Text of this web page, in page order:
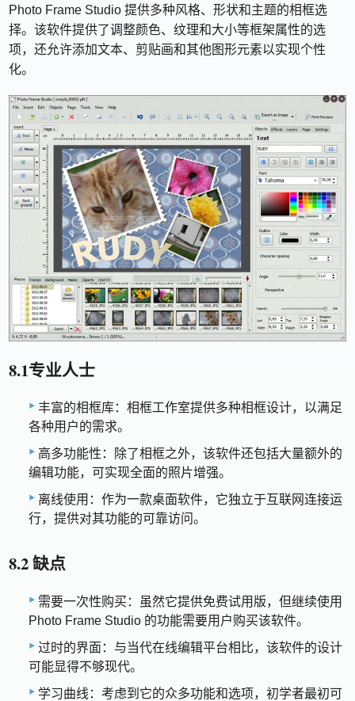
Photo Frame Studio 提供多种风格、形状和主题的相框选
择。该软件提供了调整颜色、纹理和大小等框架属性的选
项，还允许添加文本、剪贴画和其他图形元素以实现个性
化。
8.1专业人士
丰富的相框库：相框工作室提供多种相框设计，以满足
各种用户的需求。
高多功能性：除了相框之外，该软件还包括大量额外的
编辑功能，可实现全面的照片增强。
离线使用：作为一款桌面软件，它独立于互联网连接运
行，提供对其功能的可靠访问。
8.2 缺点
需要一次性购买：虽然它提供免费试用版，但继续使用
Photo Frame Studio 的功能需要用户购买该软件。
过时的界面：与当代在线编辑平台相比，该软件的设计
可能显得不够现代。
学习曲线：考虑到它的众多功能和选项，初学者最初可